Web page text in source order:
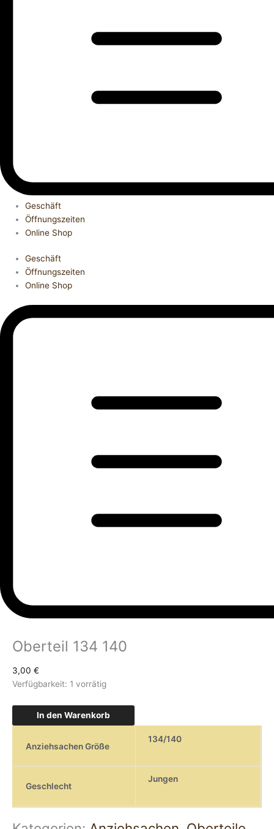
Geschäft
Öffnungszeiten
Online Shop
Geschäft
Öffnungszeiten
Online Shop
Oberteil 134 140
3,00 €
Verfügbarkeit: 1 vorrätig
In den Warenkorb
Anziehsachen Größe
134/140
Geschlecht
Jungen